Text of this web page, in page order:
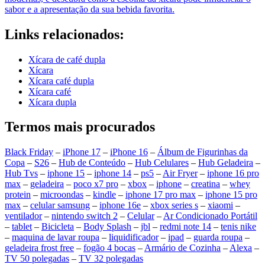
sabor e a apresentação da sua bebida favorita.
Links relacionados:
Xícara de café dupla
Xícara
Xícara café dupla
Xícara café
Xícara dupla
Termos mais procurados
Black Friday – iPhone 17 – iPhone 16 – Álbum de Figurinhas da
Copa – S26 – Hub de Conteúdo – Hub Celulares – Hub Geladeira –
Hub Tvs – iphone 15 – iphone 14 – ps5 – Air Fryer– iphone 16 pro
max – geladeira – poco x7 pro – xbox – iphone – creatina – whey
protein – microondas – kindle – iphone 17 pro max – iphone 15 pro
max – celular samsung – iphone 16e – xbox series s – xiaomi –
ventilador– nintendo switch 2 – Celular– Ar Condicionado Portátil
– tablet – Bicicleta – Body Splash – jbl – redmi note 14 – tenis nike
– maquina de lavar roupa – liquidificador– ipad – guarda roupa –
geladeira frost free – fogão 4 bocas – Armário de Cozinha – Alexa –
TV 50 polegadas – TV 32 polegadas